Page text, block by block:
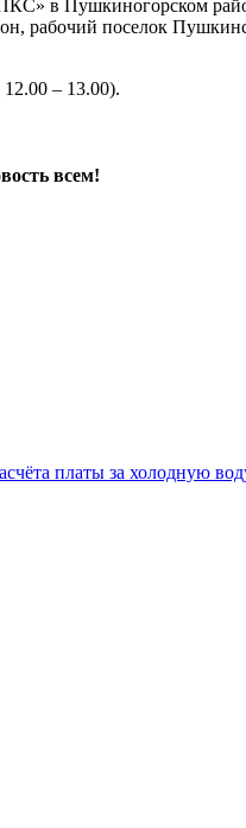
в Пушкиногорском
рабочий поселок
– 13.00).
всем!
платы за холодную